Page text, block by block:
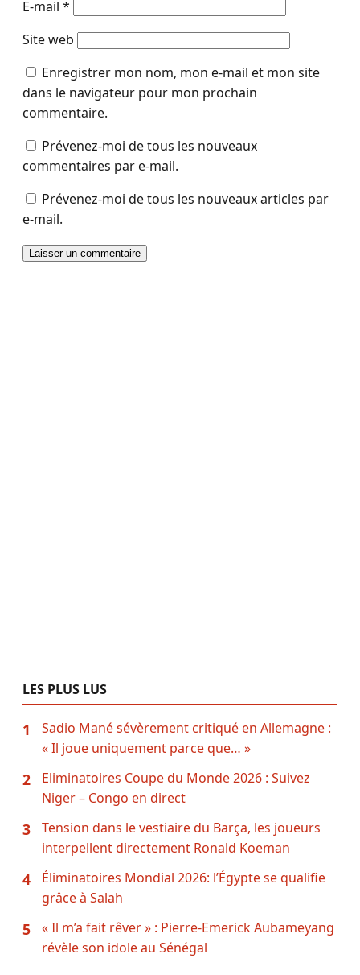
E-mail *
Site web
Enregistrer mon nom, mon e-mail et mon site
dans le navigateur pour mon prochain
commentaire.
Prévenez-moi de tous les nouveaux
commentaires par e-mail.
Prévenez-moi de tous les nouveaux articles par
e-mail.
LES PLUS LUS
1
Sadio Mané sévèrement critiqué en Allemagne :
« Il joue uniquement parce que… »
2
Eliminatoires Coupe du Monde 2026 : Suivez
Niger – Congo en direct
3
Tension dans le vestiaire du Barça, les joueurs
interpellent directement Ronald Koeman
4
Éliminatoires Mondial 2026: l’Égypte se qualifie
grâce à Salah
5
« Il m’a fait rêver » : Pierre-Emerick Aubameyang
révèle son idole au Sénégal